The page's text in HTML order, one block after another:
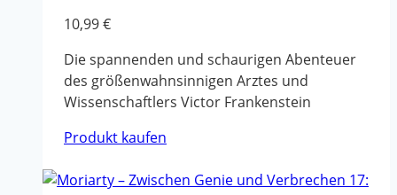
10,99€
Die spannenden und schaurigen Abenteuer
des größenwahnsinnigen Arztes und
Wissenschaftlers Victor Frankenstein
Produkt kaufen